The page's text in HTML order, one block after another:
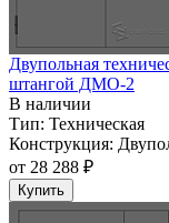
Двупольная
штангой ДМО-2
В наличии
Тип: Техническая
Конструкция:
от 28 288 ₽
Купить